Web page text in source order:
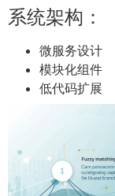
系统架构：
微服务设计
模块化组件
低代码扩展